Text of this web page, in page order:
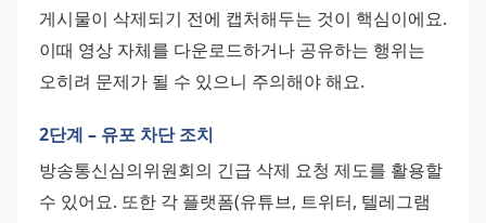
게시물이 삭제되기 전에 캡처해두는 것이 핵심이에요.
이때 영상 자체를 다운로드하거나 공유하는 행위는
오히려 문제가 될 수 있으니 주의해야 해요.
2단계 – 유포 차단 조치
방송통신심의위원회의 긴급 삭제 요청 제도를 활용할
수 있어요. 또한 각 플랫폼(유튜브, 트위터, 텔레그램